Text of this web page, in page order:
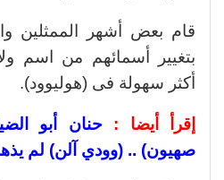
قام بعض أشهر الممثلين
بتغيير أسمائهم من اسم
أكثر سهولة فى (هوليوود).
إقرأ أيضا :حنان أبو
صهيون) .. (وودي آلن) لم